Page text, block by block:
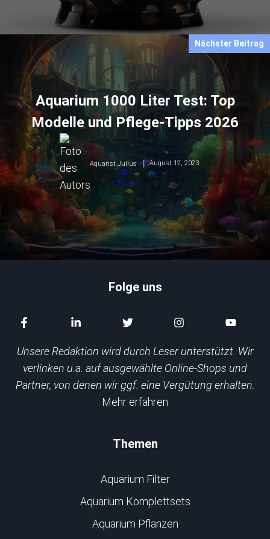
Nächster Beitrag
Aquarium 1000 Liter Test: Top
Modelle und Pflege-Tipps 2026
Aquarist Julius August 12, 2023
Folge uns
Unsere Redaktion wird durch Leser unterstützt. Wir
verlinken u.a. auf ausgewählte Online-Shops und
Partner, von denen wir ggf. eine Vergütung erhalten.
Mehr erfahren
Themen
Aquarium Filter
Aquarium Komplettsets
Aquarium Pflanzen